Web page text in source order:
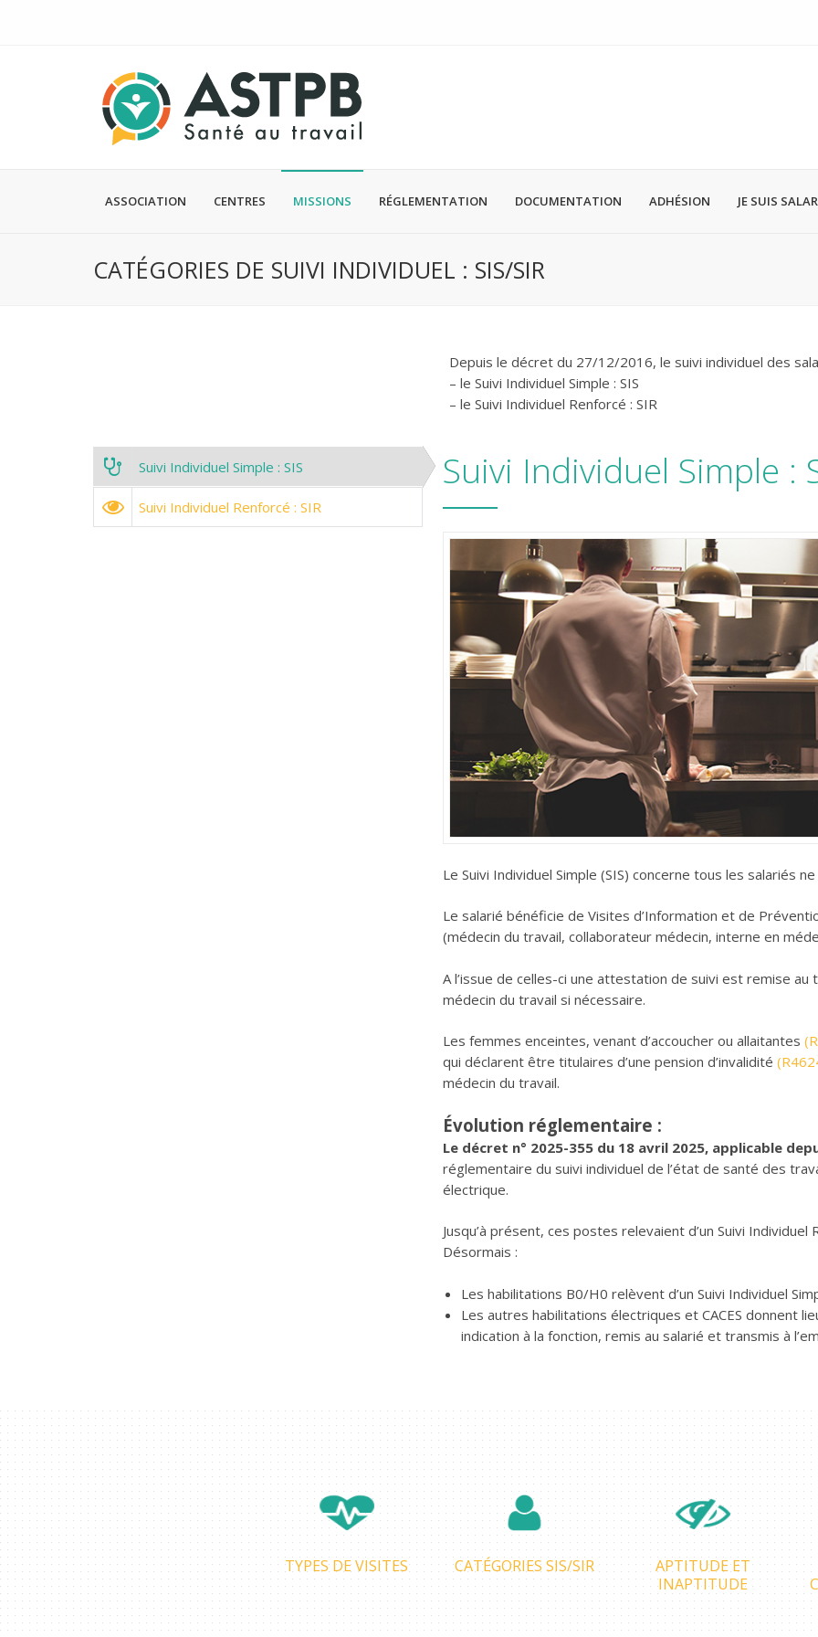
ASSOCIATION CENTRES MISSIONS RÉGLEMENTATION DOCUMENTATION ADHÉSION JE SUIS
CATÉGORIES DE SUIVI INDIVIDUEL : SIS/SIR
Depuis le décret du 27/12/2016, le suivi individuel des
– le Suivi Individuel Simple : SIS
– le Suivi Individuel Renforcé : SIR
Suivi Individuel Simple : SIS
Suivi Individuel Renforcé : SIR
Suivi Individuel Simple :
Le Suivi Individuel Simple (SIS) concerne tous les salariés
Le salarié bénéficie de Visites d’Information et de
(médecin du travail, collaborateur médecin, interne en
A l’issue de celles-ci une attestation de suivi est remise au
médecin du travail si nécessaire.
Les femmes enceintes, venant d’accoucher ou allaitantes
qui déclarent être titulaires d’une pension d’invalidité
médecin du travail.
Évolution réglementaire :
Le décret n° 2025-355 du 18 avril 2025, applicable
réglementaire du suivi individuel de l’état de santé des
électrique.
Jusqu’à présent, ces postes relevaient d’un Suivi Individuel
Désormais :
Les habilitations B0/H0 relèvent d’un Suivi Individuel
Les autres habilitations électriques et CACES donnent
indication à la fonction, remis au salarié et transmis à
TYPES DE VISITES CATÉGORIES SIS/SIR
APTITUDE ET
INAPTITUDE